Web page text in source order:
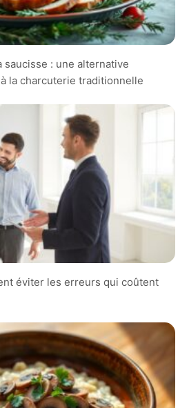
saucisse : une alternative
la charcuterie traditionnelle
éviter les erreurs qui coûtent